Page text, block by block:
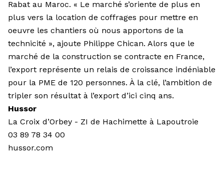
Rabat au Maroc. « Le marché s’oriente de plus en
plus vers la location de coffrages pour mettre en
oeuvre les chantiers où nous apportons de la
technicité », ajoute Philippe Chican. Alors que le
marché de la construction se contracte en France,
l’export représente un relais de croissance indéniable
pour la PME de 120 personnes. À la clé, l’ambition de
tripler son résultat à l’export d’ici cinq ans.
Hussor
La Croix d’Orbey - ZI de Hachimette à Lapoutroie
03 89 78 34 00
hussor.com